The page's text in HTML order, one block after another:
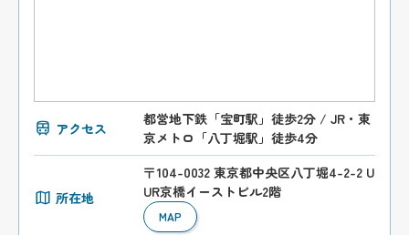
アクセス
都営地下鉄「宝町駅」徒歩2分 / JR・東
京メトロ「八丁堀駅」徒歩4分
所在地
〒104-0032 東京都中央区八丁堀4-2-2 U
UR京橋イーストビル2階
MAP